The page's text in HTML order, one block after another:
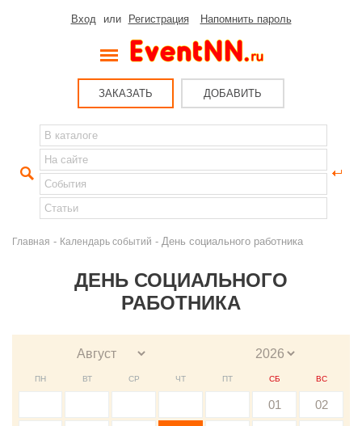
Вход или Регистрация Напомнить пароль
ЗАКАЗАТЬ ДОБАВИТЬ
Главная - Календарь событий - День социального работника
ДЕНЬ СОЦИАЛЬНОГО
РАБОТНИКА
ПН ВТ СР ЧТ ПТ СБ ВС
01 02